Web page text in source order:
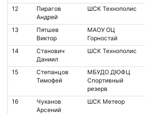
12
Пирагов
Андрей
ШСК Технополис
13
Пятшев
Виктор
МАОУ ОЦ
Горностай
14
Станович
Даниил
ШСК Технополис
15
Степанцов
Тимофей
МБУДО ДЮФЦ
Спортивный
резерв
16
Чуканов
Арсений
ШСК Метеор